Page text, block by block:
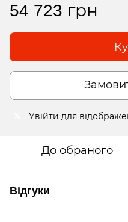
54 723 грн
Увійти для
До обраного
Відгуки